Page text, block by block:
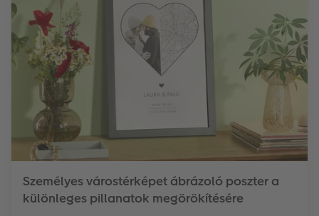
Személyes várostérképet ábrázoló poszter a
különleges pillanatok megörökítésére